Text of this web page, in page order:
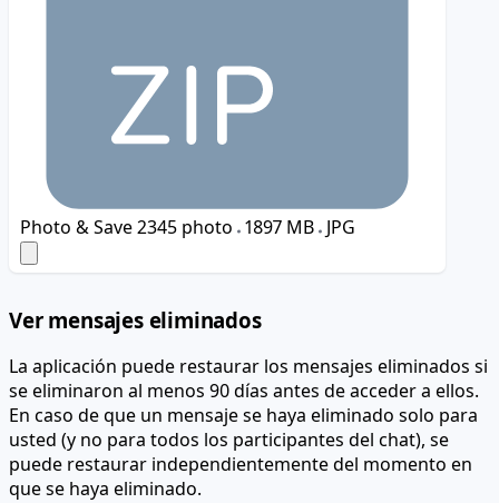
Photo & Save2345 photo 1897 MB JPG
Ver mensajes eliminados
La aplicación puede restaurar los mensajes eliminados si
se eliminaron al menos 90 días antes de acceder a ellos.
En caso de que un mensaje se haya eliminado solo para
usted (y no para todos los participantes del chat), se
puede restaurar independientemente del momento en
que se haya eliminado.